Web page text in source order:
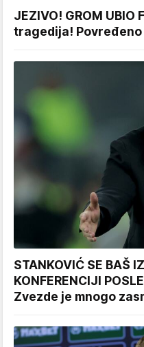
JEZIVO! GROM UBIO
tragedija! Povređeno
STANKOVIĆ SE BAŠ
KONFERENCIJI
Zvezde je mnogo